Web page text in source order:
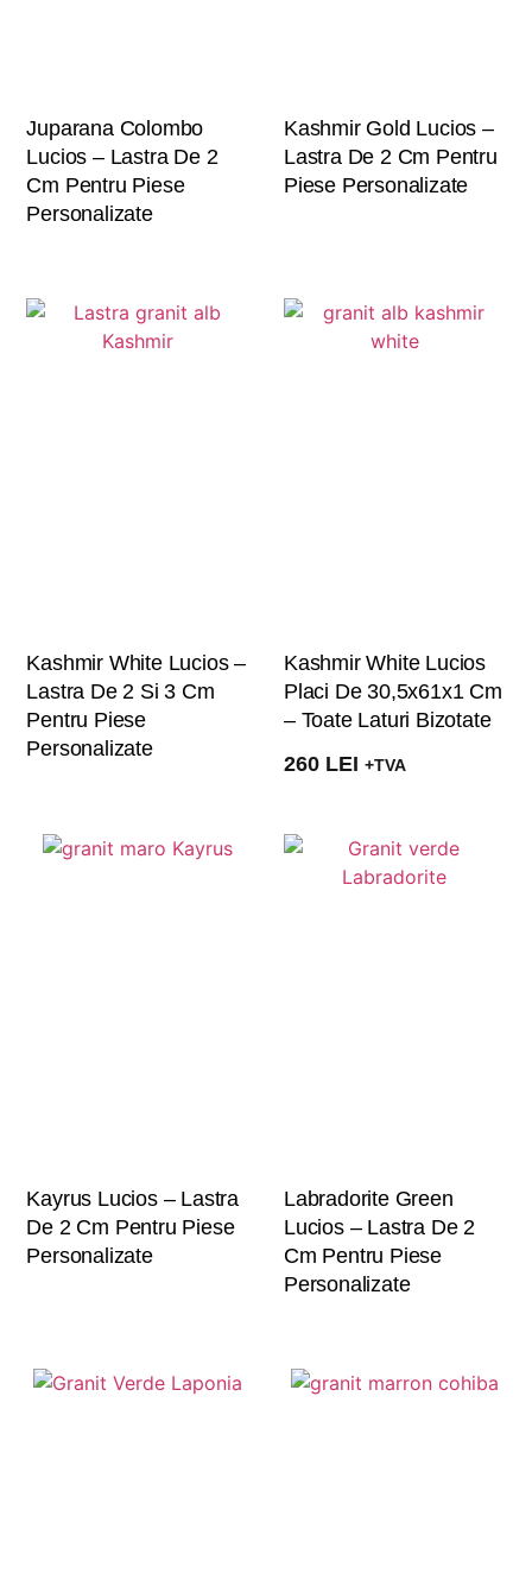
Juparana Colombo
Lucios – Lastra De 2
Cm Pentru Piese
Personalizate
Kashmir Gold Lucios –
Lastra De 2 Cm Pentru
Piese Personalizate
Kashmir White Lucios –
Lastra De 2 Si 3 Cm
Pentru Piese
Personalizate
Kashmir White Lucios
Placi De 30,5x61x1 Cm
– Toate Laturi Bizotate
260 LEI +TVA
Kayrus Lucios – Lastra
De 2 Cm Pentru Piese
Personalizate
Labradorite Green
Lucios – Lastra De 2
Cm Pentru Piese
Personalizate